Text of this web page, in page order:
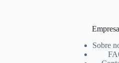
Empresa
Sobre